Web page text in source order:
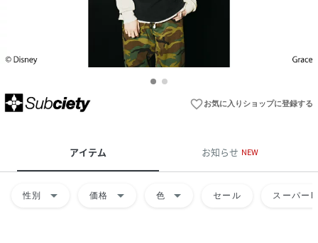
favorite_borderお気に入りショップに登録する
アイテム お知らせ NEW
性別 arrow_drop_down 価格 arrow_drop_down 色 arrow_drop_down セール スーパー